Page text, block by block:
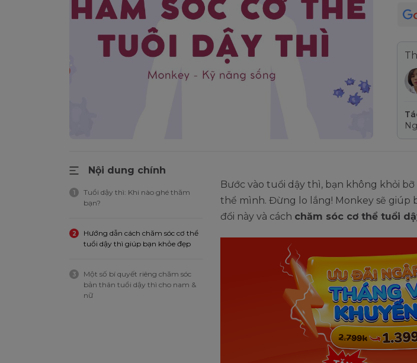
Nội dung chính
1
Tuổi dậy thì: Khi nào ghé thăm
bạn?
2
Hướng dẫn cách chăm sóc cơ thể
tuổi dậy thì giúp bạn khỏe đẹp
3
Một số bí quyết riêng chăm sóc
bản thân tuổi dậy thì cho nam &
nữ
Bước vào tuổi dậy thì, bạn không khỏi
thể mình. Đừng lo lắng! Monkey sẽ giúp
đổi này và cách chăm sóc cơ thể tuổi